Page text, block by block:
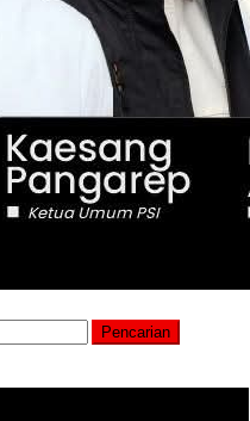
Pencarian